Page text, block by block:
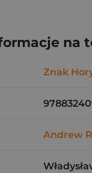
na
Znak
Andrew